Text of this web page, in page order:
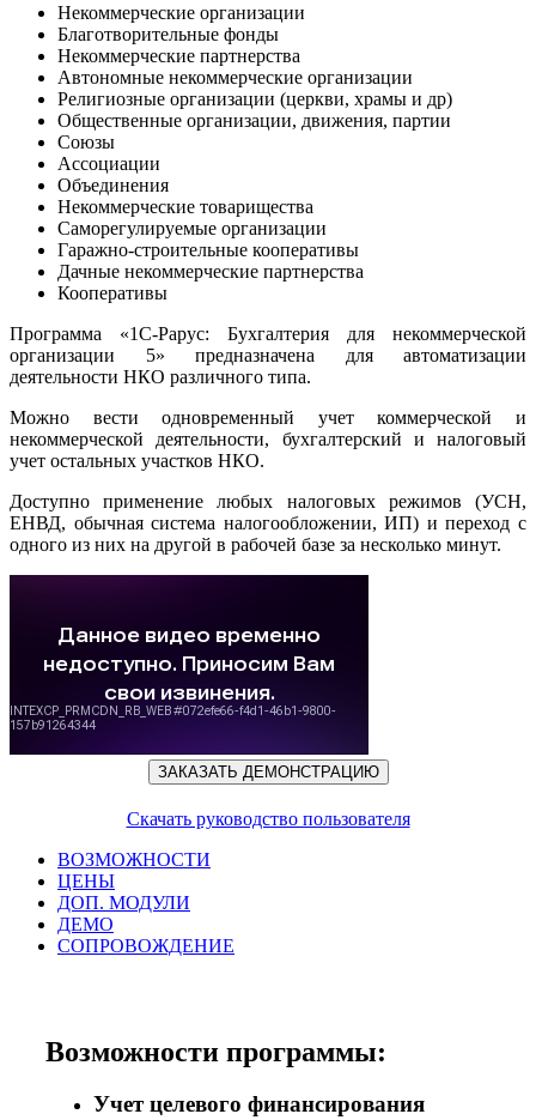
Некоммерческие организации
Благотворительные фонды
Некоммерческие партнерства
Автономные некоммерческие организации
Религиозные организации (церкви, храмы и др)
Общественные организации, движения, партии
Союзы
Ассоциации
Объединения
Некоммерческие товарищества
Саморегулируемые организации
Гаражно-строительные кооперативы
Дачные некоммерческие партнерства
Кооперативы
Программа «1С-Рарус: Бухгалтерия для некоммерчеcкой
организации 5» предназначена для автоматизации
деятельности НКО различного типа.
Можно вести одновременный учет коммерческой и
некоммерческой деятельности, бухгалтерский и налоговый
учет остальных участков НКО.
Доступно применение любых налоговых режимов (УСН,
ЕНВД, обычная система налогообложении, ИП) и переход с
одного из них на другой в рабочей базе за несколько минут.
ЗАКАЗАТЬ ДЕМОНСТРАЦИЮ
Скачать руководство пользователя
ВОЗМОЖНОСТИ
ЦЕНЫ
ДОП. МОДУЛИ
ДЕМО
СОПРОВОЖДЕНИЕ
Возможности программы:
Учет целевого финансирования